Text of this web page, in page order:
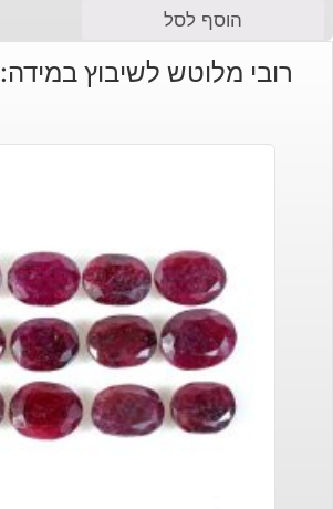
הוסף לסל
רובי מלוטש לשיבוץ במידה: 16-18 מ"מ